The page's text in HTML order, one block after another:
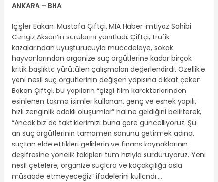
ANKARA – BHA
İçişler Bakanı Mustafa Çiftçi, MİA Haber İmtiyaz Sahibi
Cengiz Aksan’ın sorularını yanıtladı. Çiftçi, trafik
kazalarından uyuşturucuyla mücadeleye, sokak
hayvanlarından organize suç örgütlerine kadar birçok
kritik başlıkta yürütülen çalışmaları değerlendirdi. Özellikle
yeni nesil suç örgütlerinin değişen yapısına dikkat çeken
Bakan Çiftçi, bu yapıların “çizgi film karakterlerinden
esinlenen takma isimler kullanan, genç ve esnek yapılı,
hızlı zenginlik odaklı oluşumlar” haline geldiğini belirterek,
“Ancak biz de taktiklerimizi buna göre güncelliyoruz. Şu
an suç örgütlerinin tamamen sonunu getirmek adına,
suçtan elde ettikleri gelirlerin ve finans kaynaklarının
deşifresine yönelik takipleri tüm hızıyla sürdürüyoruz. Yeni
nesil çetelere, organize suçlara ve kaçakçılığa asla
müsaade etmeyeceğiz” ifadelerini kullandı….